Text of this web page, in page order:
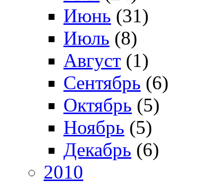
Июнь (31)
Июль (8)
Август (1)
Сентябрь (6)
Октябрь (5)
Ноябрь (5)
Декабрь (6)
2010